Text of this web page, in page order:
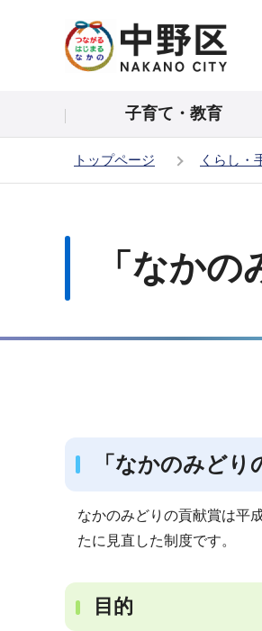
の
頭
子育て・教育
トップページ くらし・
「なか
「なかのみど
なかのみどりの貢献賞は平
たに見直した制度です。
目的
ー
シ
ン
こ